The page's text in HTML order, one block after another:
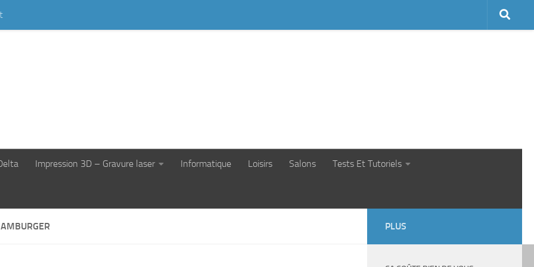
Impression 3D – Gravure laser Informatique Loisirs Salons Tests Et Tutoriels
PLUS